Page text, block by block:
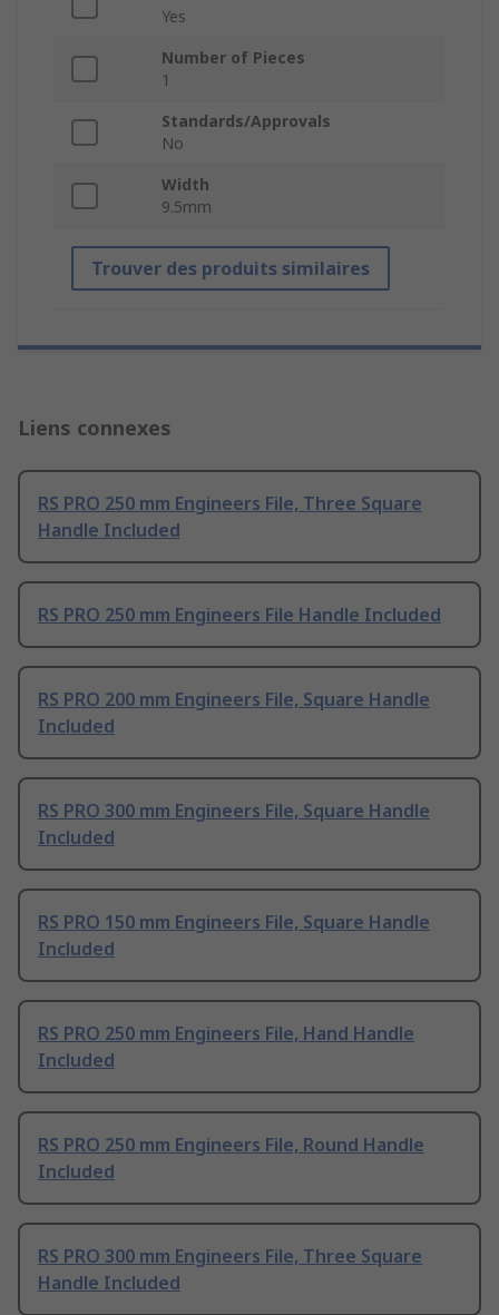
Yes
Number of Pieces
1
Standards/Approvals
No
Width
9.5mm
Trouver des produits similaires
Liens connexes
RS PRO 250 mm Engineers File, Three Square
Handle Included
RS PRO 250 mm Engineers File Handle Included
RS PRO 200 mm Engineers File, Square Handle
Included
RS PRO 300 mm Engineers File, Square Handle
Included
RS PRO 150 mm Engineers File, Square Handle
Included
RS PRO 250 mm Engineers File, Hand Handle
Included
RS PRO 250 mm Engineers File, Round Handle
Included
RS PRO 300 mm Engineers File, Three Square
Handle Included